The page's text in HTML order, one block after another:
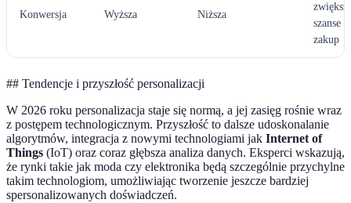
Konwersja Wyższa Niższa
szanse
zakup
## Tendencje i przyszłość personalizacji
W 2026 roku personalizacja staje się normą, a jej zasięg rośnie wraz
z postępem technologicznym. Przyszłość to dalsze udoskonalanie
algorytmów, integracja z nowymi technologiami jak Internet of
Things (IoT) oraz coraz głębsza analiza danych. Eksperci wskazują,
że rynki takie jak moda czy elektronika będą szczególnie przychylne
takim technologiom, umożliwiając tworzenie jeszcze bardziej
spersonalizowanych doświadczeń.